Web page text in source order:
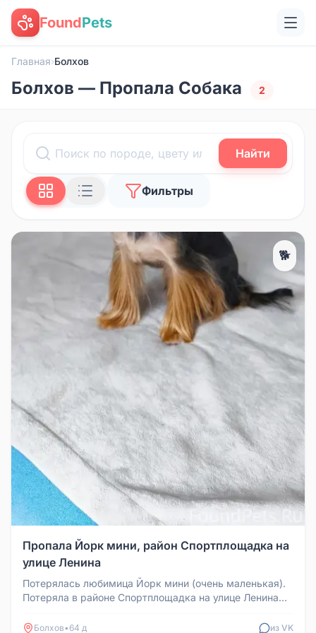
FoundPets
Главная›Болхов
Болхов — Пропала Собака 2
Найти
Фильтры
🐕
Пропала Йорк мини, район Спортплощадка на
улице Ленина
Потерялась любимица Йорк мини (очень маленькая).
Потеряла в районе Спортплощадка на улице Ленина
Болхов•64 д из VK